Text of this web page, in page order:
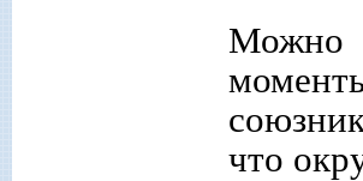
Можно
что